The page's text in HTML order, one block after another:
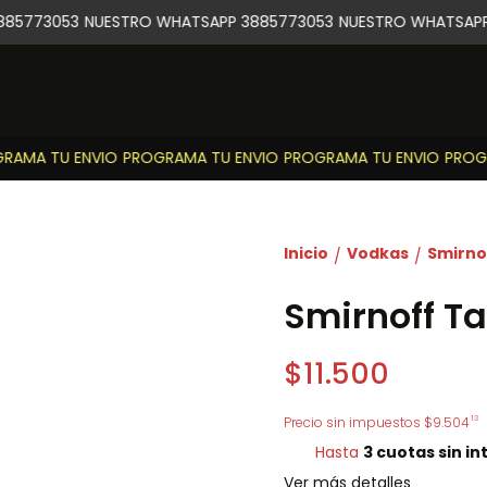
TU ENVIO PROGRAMA TU ENVIO PROGRAMA TU ENVIO
NUESTRO WHATSAPP 3885773053 NUESTRO
Inicio / Vodkas /
Smirnoff
$11.500
Precio sin impuestos $9.50413
Hasta 3 cuotas sin
Ver más detalles